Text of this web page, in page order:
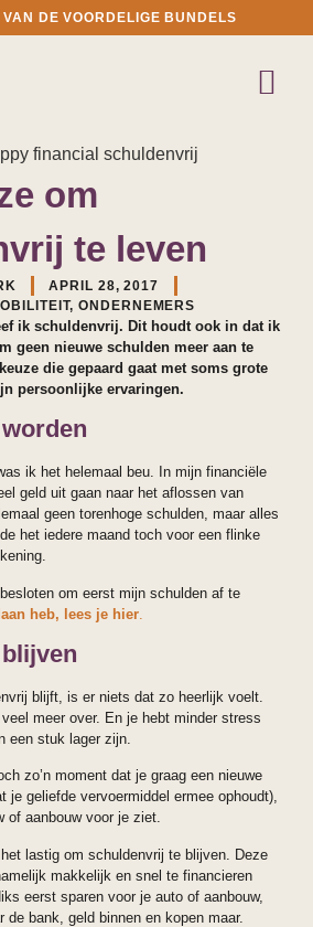
DE VOORDELIGE BUNDELS
om
te leven
APRIL 28, 2017
,ONDERNEMERS
ik schuldenvrij. Dit houdt ook in dat ik
geen nieuwe schulden meer aan te
die gepaard gaat met soms grote
persoonlijke ervaringen.
ik het helemaal beu. In mijn financiële
geld uit gaan naar het aflossen van
geen torenhoge schulden, maar alles
het iedere maand toch voor een flinke
om eerst mijn schulden af te
heb, lees je hier
blijft, is er niets dat zo heerlijk voelt.
meer over. En je hebt minder stress
een stuk lager zijn.
zo’n moment dat je graag een nieuwe
je geliefde vervoermiddel ermee ophoudt),
of aanbouw voor je ziet.
lastig om schuldenvrij te blijven. Deze
makkelijk en snel te financieren
eerst sparen voor je auto of aanbouw,
de bank, geld binnen en kopen maar.